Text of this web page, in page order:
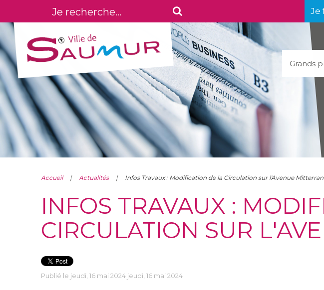
Je
Grands
Accueil Actualités Infos Travaux : Modification de la Circulation sur l'Avenue
INFOS TRAVAUX :
CIRCULATION SUR
Publié le jeudi, 16 mai 2024 jeudi, 16 mai 2024